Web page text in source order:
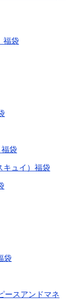
福袋
袋
キュイ）福袋
袋
ースアンドマネ